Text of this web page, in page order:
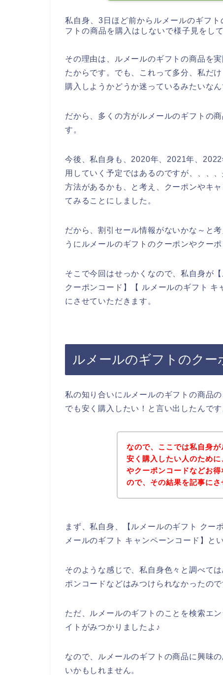
私自身、3日ほど前からルメールのギフ
フトの商品を購入はしないで様子見をして
その理由は、ルメールのギフトの商品を
たからです。でも、これって多分、私だ
購入しようかどうか迷っているみたいなん
だから、多くの方がルメールのギフトの
す。
今後、私自身も、2020年、2021年、
用していく予定ではあるのですが、、、
方法があるかも、と考え、クーポンやキ
てみることにしました。
だから、割引セール情報がないかな～と
うにルメールのギフトのクーポンやクー
そこで今回はせっかくなので、私自身が
クーポンコード】【 ルメールのギフト
にさせていただきます。
ルメールのギフトのクー
私の知り合いにルメールのギフトの商品
でも安く購入したい！と言い出したんです
なので、ここでは私自身
安く購入したい人のため
やクーポンコードなどお
ので、その結果を記事にさ
まず、私自身、【ルメールのギフト クー
メールのギフト キャンペーンコード】と
そのような感じで、私自身色々と調べて
ポンコードなどはみつけられなかったので
ただ、ルメールのギフトのことを検索エ
イトがみつかりましたよ♪
なので、ルメールのギフトの商品に興味
いかもしれません。